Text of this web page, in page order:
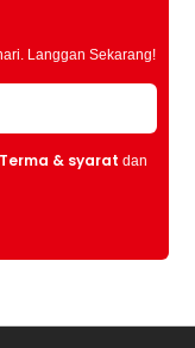
Langgan Sekarang!
Terma & syarat dan